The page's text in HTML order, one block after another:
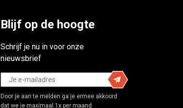
Blijf op de hoogte
Schrijf je nu in voor onze
nieuwsbrief
Door je aan te melden ga je ermee akkoord
dat we je maximaal 1x per maand